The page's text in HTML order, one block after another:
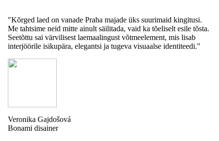
"Kõrged laed on vanade Praha majade üks suurimaid kingitusi.
Me tahtsime neid mitte ainult säilitada, vaid ka tõeliselt esile tõsta.
Seetõttu sai värvilisest laemaalingust võtmeelement, mis lisab
interjöörile isikupära, elegantsi ja tugeva visuaalse identiteedi."
Veronika Gajdošová
Bonami disainer